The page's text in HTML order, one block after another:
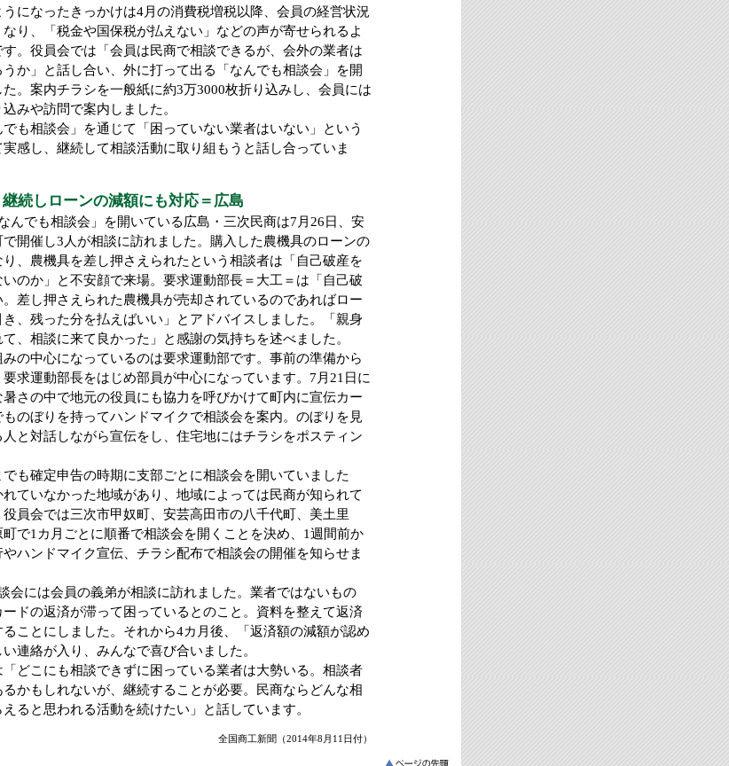
になったきっかけは4月の消費税増税以降、会員の経営状況
り、「税金や国保税が払えない」などの声が寄せられるよ
す。役員会では「会員は民商で相談できるが、会外の業者は
か」と話し合い、外に打って出る「なんでも相談会」を開
た。案内チラシを一般紙に約3万3000枚折り込みし、会員には
みや訪問で案内しました。
も相談会」を通じて「困っていない業者はいない」という
感し、継続して相談活動に取り組もうと話し合っていま
継続しローンの減額にも対応＝広島
んでも相談会」を開いている広島・三次民商は7月26日、安
開催し3人が相談に訪れました。購入した農機具のローンの
、農機具を差し押さえられたという相談者は「自己破産を
いのか」と不安顔で来場。要求運動部長＝大工＝は「自己破
差し押さえられた農機具が売却されているのであればロー
き、残った分を払えばいい」とアドバイスしました。「親身
、相談に来て良かった」と感謝の気持ちを述べました。
の中心になっているのは要求運動部です。事前の準備から
求運動部長をはじめ部員が中心になっています。7月21日に
さの中で地元の役員にも協力を呼びかけて町内に宣伝カー
ものぼりを持ってハンドマイクで相談会を案内。のぼりを見
と対話しながら宣伝をし、住宅地にはチラシをポスティン
も確定申告の時期に支部ごとに相談会を開いていました
ていなかった地域があり、地域によっては民商が知られて
員会では三次市甲奴町、安芸高田市の八千代町、美土里
で1カ月ごとに順番で相談会を開くことを決め、1週間前か
ハンドマイク宣伝、チラシ配布で相談会の開催を知らせま
会には会員の義弟が相談に訪れました。業者ではないもの
ドの返済が滞って困っているとのこと。資料を整えて返済
ことにしました。それから4カ月後、「返済額の減額が認め
連絡が入り、みんなで喜び合いました。
どこにも相談できずに困っている業者は大勢いる。相談者
かもしれないが、継続することが必要。民商ならどんな相
ると思われる活動を続けたい」と話しています。
全国商工新聞（2014年8月11日付）